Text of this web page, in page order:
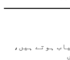
ہوتے ہیں،